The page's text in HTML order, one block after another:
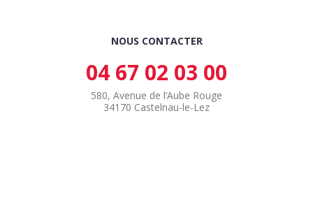
NOUS CONTACTER
04 67 02 03 00
580, Avenue de l’Aube Rouge
34170 Castelnau-le-Lez